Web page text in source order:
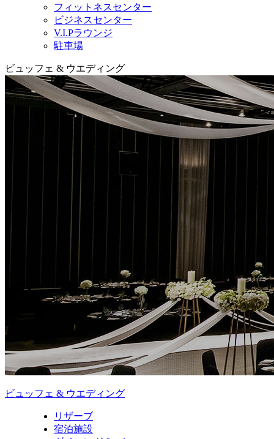
フィットネスセンター
ビジネスセンター
V.I.Pラウンジ
駐車場
ビュッフェ & ウエディング
ビュッフェ & ウエディング
リザーブ
宿泊施設